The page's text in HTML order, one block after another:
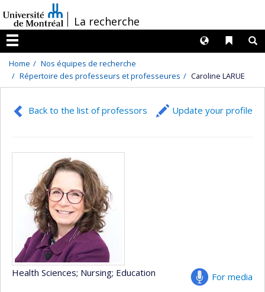
au
contenu
/La recherche
Menu
Liens
Langues
Home
Nos équipes de recherche
Répertoire des professeurs et professeures
Caroline LARUE
Back to the list of professors Update your profile
For media
Health Sciences; Nursing; Education